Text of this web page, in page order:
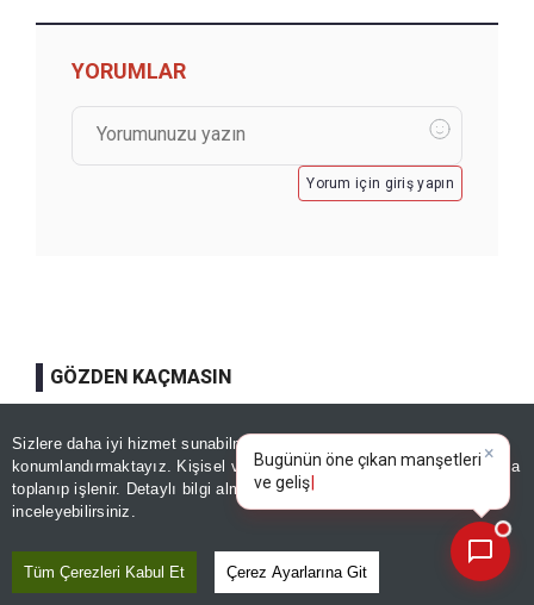
Sizlere daha iyi hizmet sunabilmek adına sitemizde
konumlandırmaktayız. Kişisel verileriniz, KVKK ve GDPR kapsamında
toplanıp işlenir. Detaylı bilgi almak içinAydınlatma Metnimizi
inceleyebilirsiniz.
Tüm Çerezleri Kabul Et Çerez Ayarlarına Git
YORUMLAR
Yorum için giriş yapın
GÖZDEN KAÇMASIN
Haftanın sanat ajandası
Kaydet
Sturm Graz'dan Fenerbahçe itirafı:
"Mümkün değil"
×
Bugünün öne çıkan manşetleri
ve gelişmeleri neler?